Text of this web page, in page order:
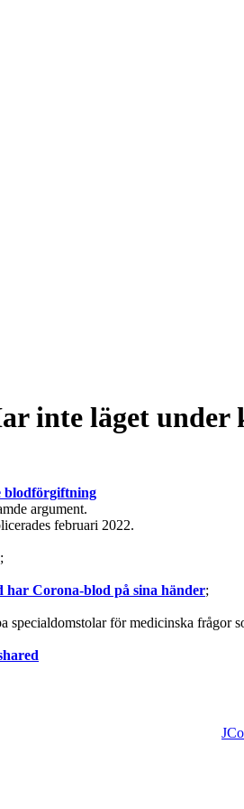
inte läget under
blodförgiftning
argument.
februari 2022.
;
Corona-blod på sina händer;
specialdomstolar för medicinska frågor